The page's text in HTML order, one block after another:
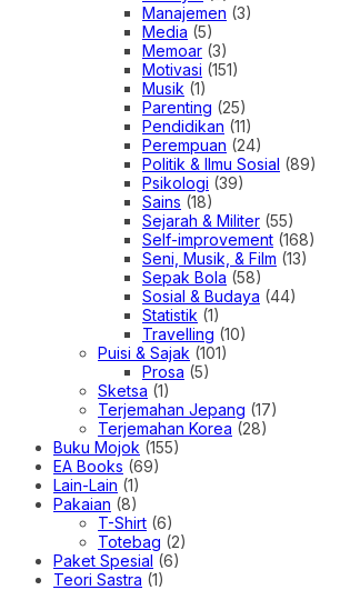
Manajemen (3)
Media (5)
Memoar (3)
Motivasi (151)
Musik (1)
Parenting (25)
Pendidikan (11)
Perempuan (24)
Politik & Ilmu Sosial (89)
Psikologi (39)
Sains (18)
Sejarah & Militer (55)
Self-improvement (168)
Seni, Musik, & Film (13)
Sepak Bola (58)
Sosial & Budaya (44)
Statistik (1)
Travelling (10)
Puisi & Sajak (101)
Prosa (5)
Sketsa (1)
Terjemahan Jepang (17)
Terjemahan Korea (28)
Buku Mojok (155)
EA Books (69)
Lain-Lain (1)
Pakaian (8)
T-Shirt (6)
Totebag (2)
Paket Spesial (6)
Teori Sastra (1)